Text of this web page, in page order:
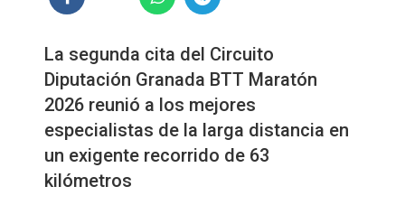
La segunda cita del Circuito
Diputación Granada BTT Maratón
2026 reunió a los mejores
especialistas de la larga distancia en
un exigente recorrido de 63
kilómetros